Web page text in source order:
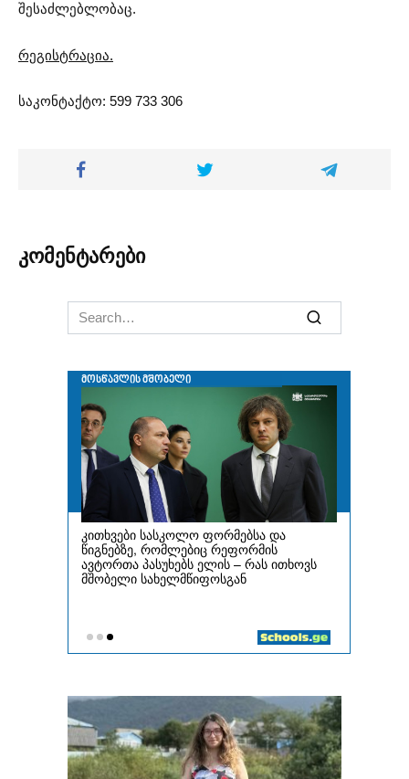
შესაძლებლობაც.
რეგისტრაცია.
საკონტაქტო: 599 733 306
კომენტარები
Search
for: